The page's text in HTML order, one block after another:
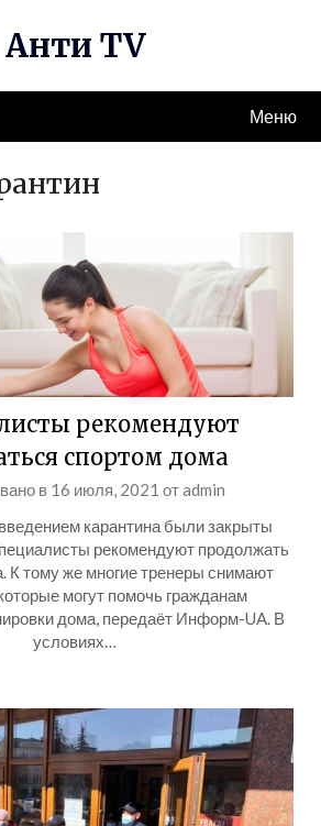
Анти TV
Меню
рекомендуют
спортом дома
в 16 июля, 2021 отadmin
карантина были закрыты
рекомендуют продолжать
К тому же многие тренеры снимают
могут помочь гражданам
дома, передаёт Информ-UA. В
условиях…